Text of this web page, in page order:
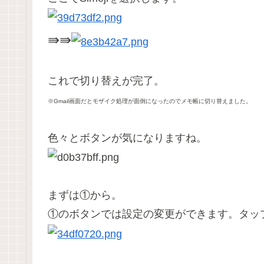
⇛⇛
これで切り替えが完了。
※Gmail画面だとモザイク処理が面倒になったのでメモ帳に切り替えました。
色々とボタンが気になりますね。
まずは①から。
①のボタンでは設定の変更ができます。タッ